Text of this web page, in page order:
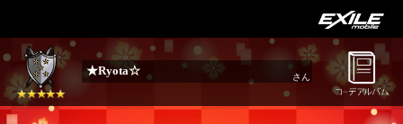
★Ryota☆ さん